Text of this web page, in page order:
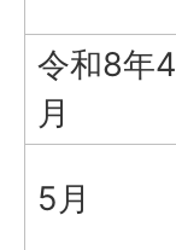
令和8年4
月
5月